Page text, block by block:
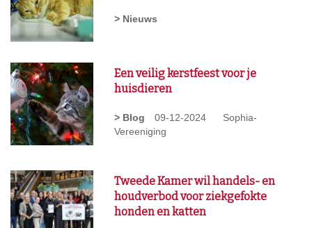
> Nieuws
> Blog 09-12-2024
Sophia-
Vereeniging
Een veilig kerstfeest voor je
huisdieren
Tweede Kamer wil handels- en
houdverbod voor ziekgefokte
honden en katten